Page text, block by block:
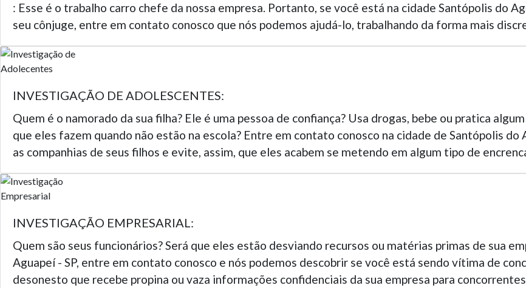
: Esse é o trabalho carro chefe da nossa empresa. Portanto, se você está na cidade Santópolis do
seu cônjuge, entre em contato conosco que nós podemos ajudá-lo, trabalhando da forma mais
INVESTIGAÇÃO DE ADOLESCENTES:
Quem é o namorado da sua filha? Ele é uma pessoa de confiança? Usa drogas, bebe ou pratica
que eles fazem quando não estão na escola? Entre em contato conosco na cidade de Santópolis
as companhias de seus filhos e evite, assim, que eles acabem se metendo em algum tipo de
INVESTIGAÇÃO EMPRESARIAL:
Quem são seus funcionários? Será que eles estão desviando recursos ou matérias primas de sua
Aguapeí - SP, entre em contato conosco e nós podemos descobrir se você está sendo vítima de
desonesto que recebe propina ou vaza informações confidenciais da sua empresa para